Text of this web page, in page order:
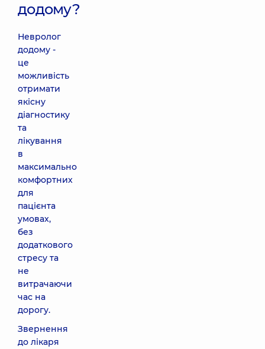
додому?
Невролог
додому -
це
можливість
отримати
якісну
діагностику
та
лікування
в
максимально
комфортних
для
пацієнта
умовах,
без
додаткового
стресу та
не
витрачаючи
час на
дорогу.
Звернення
до лікаря